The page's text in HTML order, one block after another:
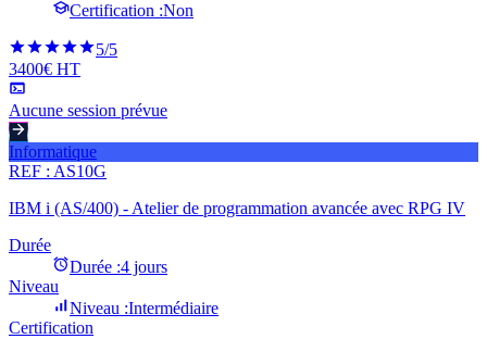
Certification :Non
5/5
3400€ HT
Aucune session prévue
Informatique
REF : AS10G
IBM i (AS/400) - Atelier de programmation avancée avec RPG IV
Durée
Durée :4 jours
Niveau
Niveau :Intermédiaire
Certification